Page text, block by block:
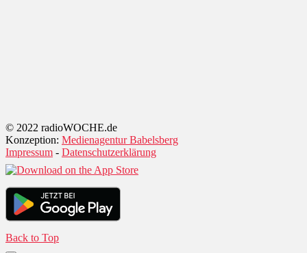
© 2022 radioWOCHE.de
Konzeption: Medienagentur Babelsberg
Impressum - Datenschutzerklärung
Back to Top